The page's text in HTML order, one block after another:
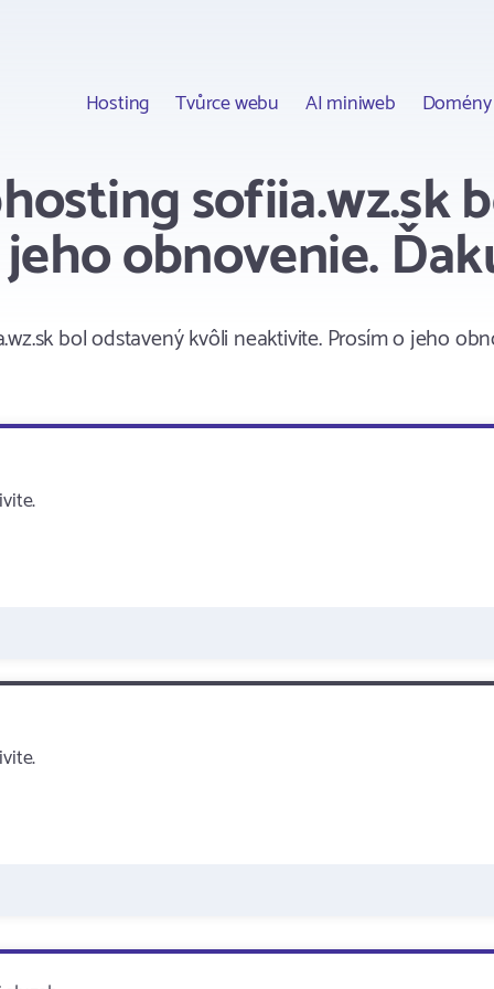
Hosting Tvůrce webu AI miniweb Domény
sofiia.wz.sk
obnovenie.
bol odstavený kvôli neaktivite. Prosím o jeho